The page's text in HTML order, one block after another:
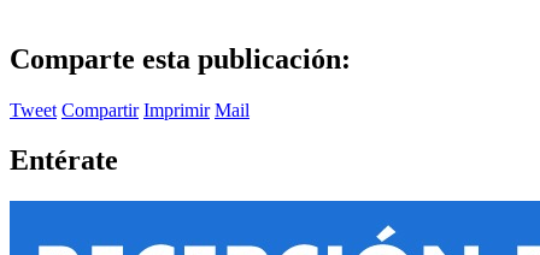
Comparte esta publicación:
Tweet Compartir Imprimir Mail
Entérate